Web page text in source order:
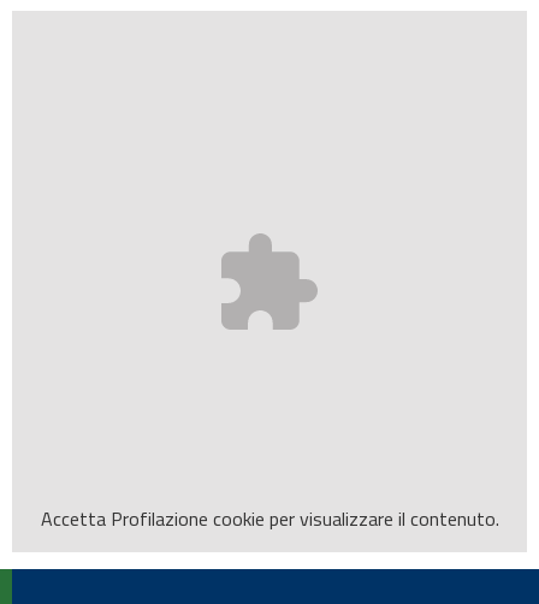
Accetta Profilazione cookie per visualizzare il contenuto.